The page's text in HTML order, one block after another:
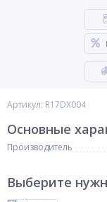
Артикул: R17DX004
Основные
Производитель
Выберите